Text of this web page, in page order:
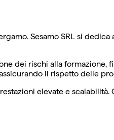
Sesamo SRL si
dei rischi alla
il rispetto delle
elevate e